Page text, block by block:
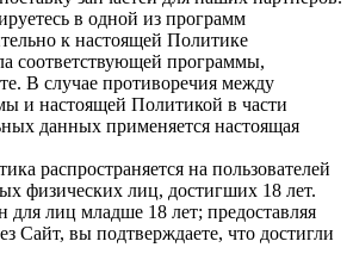
в одной из программ
к настоящей Политике
соответствующей программы,
В случае противоречия между
и настоящей Политикой в части
данных применяется настоящая
распространяется на пользователей
физических лиц, достигших 18 лет.
для лиц младше 18 лет; предоставляя
Сайт, вы подтверждаете, что достигли